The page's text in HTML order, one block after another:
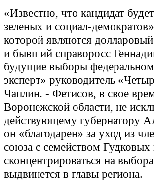
«Известно, что кандидат
зеленых и социал-
которой являются
и бывший справоросс
будущие выборы
эксперт» руководитель
Чаплин. - Фетисов, в свое
Воронежской области, не
действующему губернатору
он «благодарен» за уход из
союза с семейством Гудковых
сконцентрироваться на
выдвинется в главы региона.